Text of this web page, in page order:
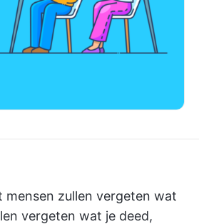
mensen zullen vergeten wat
vergeten wat je deed,